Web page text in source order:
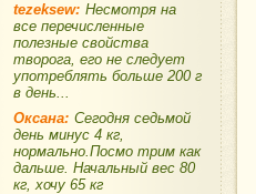
tezeksew: Несмотря на
все перечисленные
полезные свойства
творога, его не следует
употреблять больше 200 г
в день...
Оксана: Сегодня седьмой
день минус 4 кг,
нормально.Посмо трим как
дальше. Начальный вес 80
кг, хочу 65 кг